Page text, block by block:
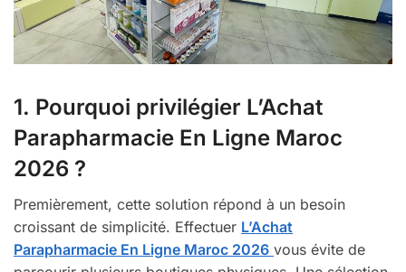
1. Pourquoi privilégier L’Achat
Parapharmacie En Ligne Maroc
2026 ?
Premièrement, cette solution répond à un besoin
croissant de simplicité. Effectuer L’Achat
Parapharmacie En Ligne Maroc 2026 vous évite de